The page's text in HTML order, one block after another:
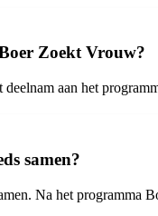
Zoekt Vrouw?
aan het
samen?
Na het programma